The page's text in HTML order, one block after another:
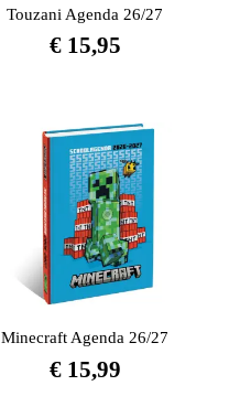
Touzani Agenda 26/27
€15,95
Minecraft Agenda 26/27
€15,99